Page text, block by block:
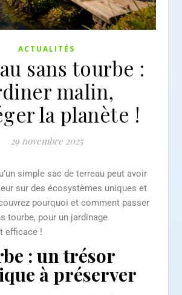
ACTUALITÉS
sans tourbe :
malin,
la planète !
29 novembre 2025
simple sac de terreau peut avoir
sur des écosystèmes uniques et
pourquoi et comment passer
tourbe, pour un jardinage
efficace !
: un trésor
à préserver